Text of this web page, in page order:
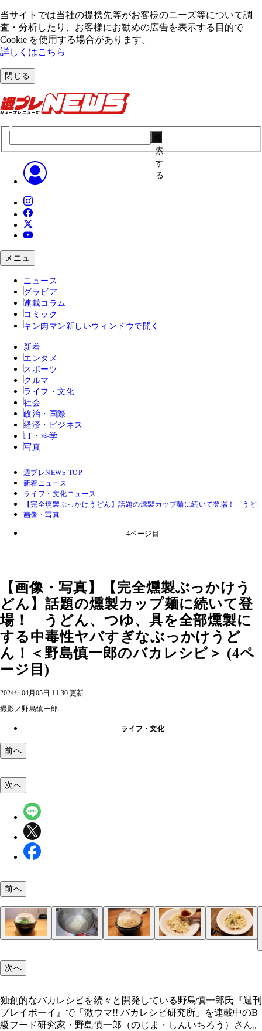
当サイトでは当社の提携先等がお客様のニーズ等について調
査・分析したり、お客様にお勧めの広告を表⽰する⽬的で
Cookie を使⽤する場合があります。
詳しくはこちら
閉じる
索
す
る
メニュ
ニュース
グラビア
連載コラム
コミック
キン肉マン 新しいウィンドウで開く
新着
エンタメ
スポーツ
クルマ
ライフ・文化
社会
政治・国際
経済・ビジネス
IT・科学
写真
週プレNEWS TOP
新着ニュース
ライフ・文化ニュース
【完全燻製ぶっかけうどん】話題の燻製カップ麺に続いて登場！ う
画像・写真
4ページ目
【画像・写真】【完全燻製ぶっかけう
どん】話題の燻製カップ麺に続いて登
場！ うどん、つゆ、具を全部燻製に
する中毒性ヤバすぎなぶっかけうど
ん！＜野島慎一郎のバカレシピ＞ (4ペ
ージ目)
2024年04月05日 11:30 更新
撮影／野島慎一郎
ライフ・文化
前へ
（１）燻製① まずは、めんつゆと具を先に燻製
（２）ゆでる！ めんつゆと具の準備ができたら
（３）燻製② うどんの水けをしっかりと切った
（４）仕上げ！ うどんを食器に盛りつけ、燻製
独創的なバカレシピを続々と開発している野島慎
次へ
前へ
次へ
独創的なバカレシピを続々と開発している野島慎一郎氏『週刊
プレイボーイ』で「激ウマ!! バカレシピ研究所」を連載中のB
級フード研究家・野島慎一郎（のじま・しんいちろう）さん。